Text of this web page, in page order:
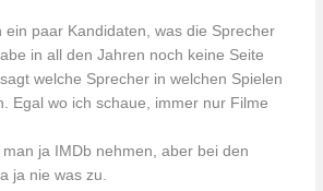
ein paar Kandidaten, was die Sprecher
in all den Jahren noch keine Seite
welche Sprecher in welchen Spielen
Egal wo ich schaue, immer nur Filme
ja IMDb nehmen, aber bei den
ja nie was zu.